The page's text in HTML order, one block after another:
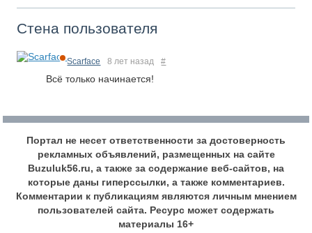
Стена пользователя
Scarface 8 лет назад #
Всё только начинается!
Портал не несет ответственности за достоверность
рекламных объявлений, размещенных на сайте
Buzuluk56.ru, а также за содержание веб-сайтов, на
которые даны гиперссылки, а также комментариев.
Комментарии к публикациям являются личным мнением
пользователей сайта. Ресурс может содержать
материалы 16+